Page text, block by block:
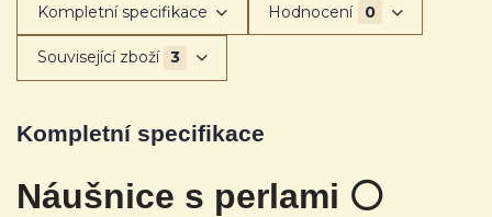
Kompletní specifikace Hodnocení 0
Související zboží 3
Kompletní specifikace
Náušnice s perlami ⚪